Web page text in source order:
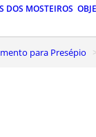
DOS MOSTEIROS
para Presépio